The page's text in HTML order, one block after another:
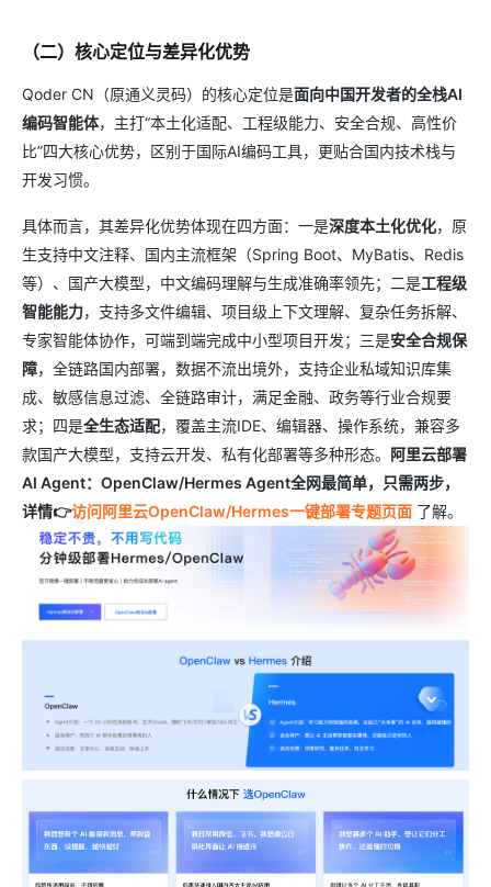
（二）核心定位与差异化优势
Qoder CN（原通义灵码）的核心定位是面向中国开发者的全栈AI
编码智能体，主打“本土化适配、工程级能力、安全合规、高性价
比”四大核心优势，区别于国际AI编码工具，更贴合国内技术栈与
开发习惯。
具体而言，其差异化优势体现在四方面：一是深度本土化优化，原
生支持中文注释、国内主流框架（Spring Boot、MyBatis、Redis
等）、国产大模型，中文编码理解与生成准确率领先；二是工程级
智能能力，支持多文件编辑、项目级上下文理解、复杂任务拆解、
专家智能体协作，可端到端完成中小型项目开发；三是安全合规保
障，全链路国内部署，数据不流出境外，支持企业私域知识库集
成、敏感信息过滤、全链路审计，满足金融、政务等行业合规要
求；四是全生态适配，覆盖主流IDE、编辑器、操作系统，兼容多
款国产大模型，支持云开发、私有化部署等多种形态。 阿里云部署
AI Agent：OpenClaw/Hermes Agent全网最简单，只需两步，
详情👉访问阿里云OpenClaw/Hermes一键部署专题页面 了解。